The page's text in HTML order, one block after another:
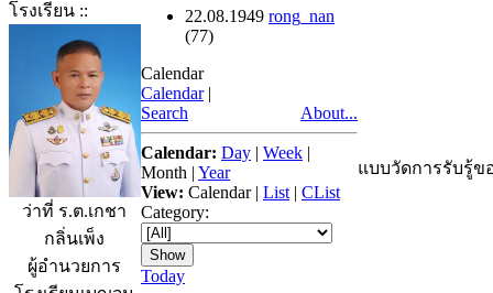
โรงเรียน ::
ว่าที่ ร.ต.เกชา
กลิ่นเพ็ง
ผู้อำนวยการ
22.08.1949 rong_nan
(77)
Calendar
Calendar |
Search
About...
Calendar: Day | Week |
Month | Year
View: Calendar| List | CList
Category:
Today
แบบวัดการรับรู้ข